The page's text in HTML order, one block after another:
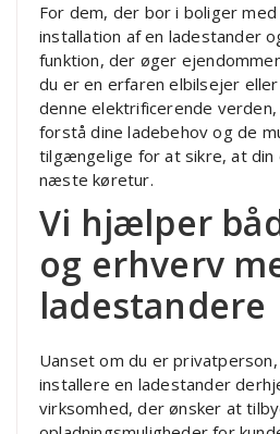
For dem, der bor i boliger
installation af en ladestander
funktion, der øger
du er en erfaren elbilsejer
denne elektrificerende
forstå dine ladebehov og de
tilgængelige for at sikre, at din
næste køretur.
Vi hjælper
og erhverv
ladestandere
Uanset om du er
installere en ladestander
virksomhed, der ønsker at